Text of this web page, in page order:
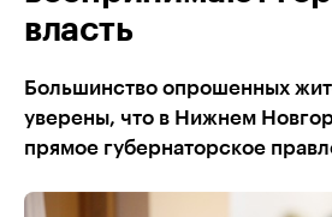
власть
Большинство опрошенных
уверены, что в Нижнем
прямое губернаторское